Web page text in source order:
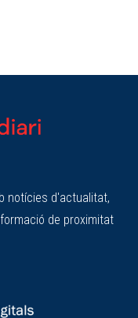
notícies d'actualitat,
de proximitat